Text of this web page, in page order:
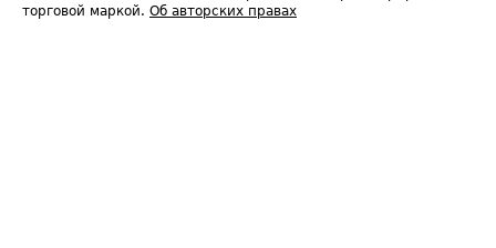
торговой маркой. Об авторских правах